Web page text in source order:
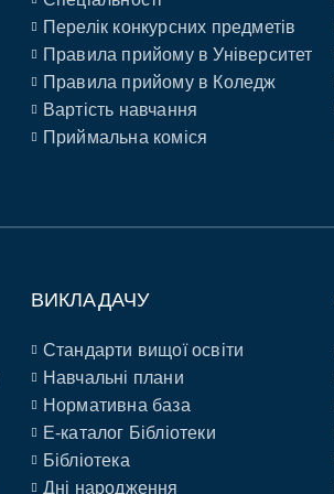
Перелік конкурсних предметів
Правила прийому в Університет
Правила прийому в Коледж
Вартість навчання
Приймальна коміся
ВИКЛАДАЧУ
Стандарти вищої освіти
Навчальні плани
Нормативна база
E-каталог Бібліотеки
Бібліотека
Дні народження